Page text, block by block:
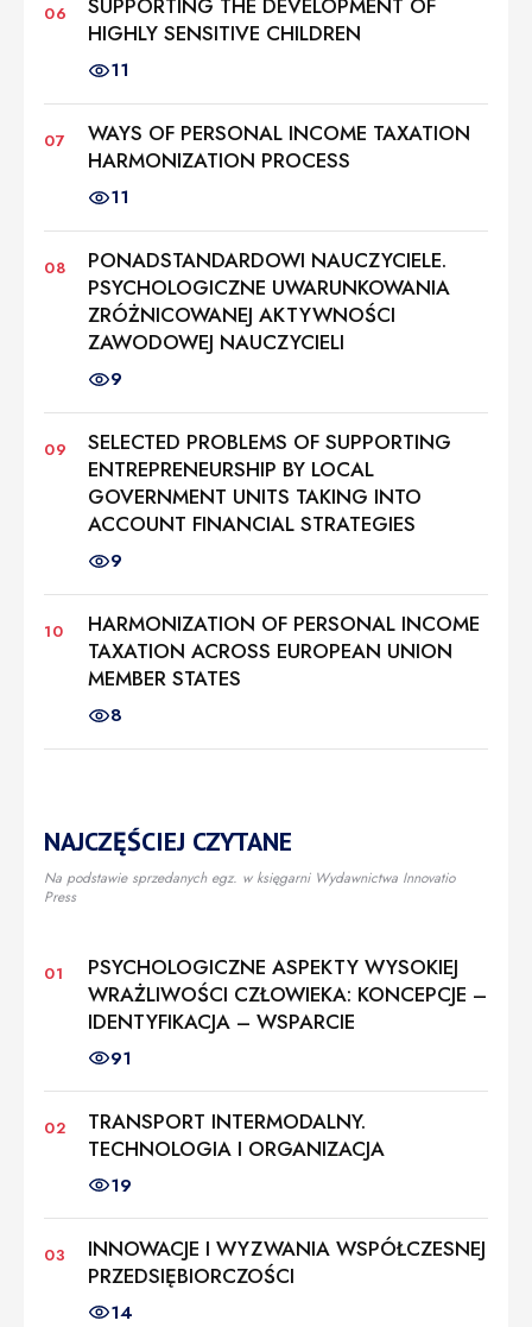
SUPPORTING THE DEVELOPMENT OF
HIGHLY SENSITIVE CHILDREN
11
WAYS OF PERSONAL INCOME TAXATION
HARMONIZATION PROCESS
11
PONADSTANDARDOWI NAUCZYCIELE.
PSYCHOLOGICZNE UWARUNKOWANIA
ZRÓŻNICOWANEJ AKTYWNOŚCI
ZAWODOWEJ NAUCZYCIELI
9
SELECTED PROBLEMS OF SUPPORTING
ENTREPRENEURSHIP BY LOCAL
GOVERNMENT UNITS TAKING INTO
ACCOUNT FINANCIAL STRATEGIES
9
HARMONIZATION OF PERSONAL INCOME
TAXATION ACROSS EUROPEAN UNION
MEMBER STATES
8
NAJCZĘŚCIEJ CZYTANE
Na podstawie sprzedanych egz. w księgarni Wydawnictwa Innovatio
Press
PSYCHOLOGICZNE ASPEKTY WYSOKIEJ
WRAŻLIWOŚCI CZŁOWIEKA: KONCEPCJE –
IDENTYFIKACJA – WSPARCIE
91
TRANSPORT INTERMODALNY.
TECHNOLOGIA I ORGANIZACJA
19
INNOWACJE I WYZWANIA WSPÓŁCZESNEJ
PRZEDSIĘBIORCZOŚCI
14